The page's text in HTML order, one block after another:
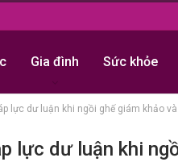
Gia đình Sức khỏe
lực dư luận khi ngồi ghế giám khảo
lực dư luận khi